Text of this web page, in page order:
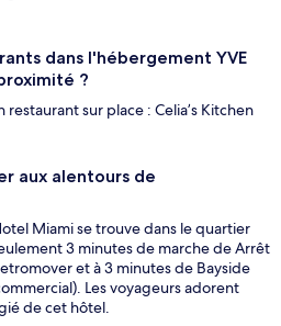
dans l'hébergement YVE
?
sur place : Celia’s Kitchen
aux alentours de
Miami se trouve dans le quartier
3 minutes de marche de Arrêt
et à 3 minutes de Bayside
Les voyageurs adorent
de cet hôtel.